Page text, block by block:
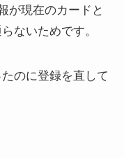
が現在のカードと
ないためです。
のに登録を直して